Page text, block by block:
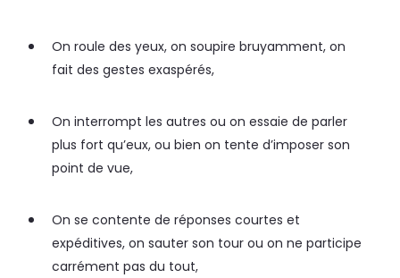
On roule des yeux, on soupire bruyamment, on
fait des gestes exaspérés,
On interrompt les autres ou on essaie de parler
plus fort qu’eux, ou bien on tente d’imposer son
point de vue,
On se contente de réponses courtes et
expéditives, on sauter son tour ou on ne participe
carrément pas du tout,